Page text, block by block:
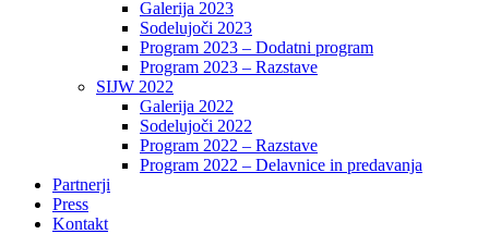
Galerija 2023
Sodelujoči 2023
Program 2023 – Dodatni program
Program 2023 – Razstave
SIJW 2022
Galerija 2022
Sodelujoči 2022
Program 2022 – Razstave
Program 2022 – Delavnice in predavanja
Partnerji
Press
Kontakt